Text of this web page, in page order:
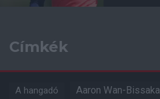
Címkék
A hangadó Aaron Wan-Bissaka